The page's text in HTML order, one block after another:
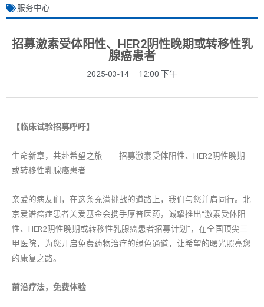
服务中心
招募激素受体阳性、HER2阴性晚期或转移性乳
腺癌患者
2025-03-14 12:00 下午
【临床试验招募呼吁】
生命新章，共赴希望之旅 —— 招募激素受体阳性、HER2阴性晚期
或转移性乳腺癌患者
亲爱的病友们，在这条充满挑战的道路上，我们与您并肩同行。北
京爱谱癌症患者关爱基金会携手厚普医药，诚挚推出“激素受体阳
性、HER2阴性晚期或转移性乳腺癌患者招募计划”，在全国顶尖三
甲医院，为您开启免费药物治疗的绿色通道，让希望的曙光照亮您
的康复之路。
前沿疗法，免费体验